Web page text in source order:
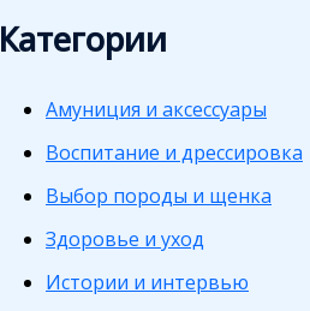
Категории
Амуниция и аксессуары
Воспитание и дрессировка
Выбор породы и щенка
Здоровье и уход
Истории и интервью